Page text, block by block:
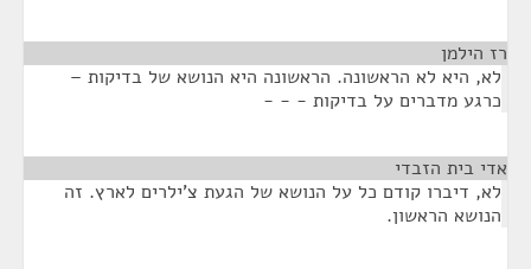
רז הילמן
לא, היא לא הראשונה. הראשונה היא הנושא של בדיקות –
כרגע מדברים על בדיקות - - -
אדי בית הזבדי
לא, דיברו קודם כל על הנושא של הגעת צ'ילרים לארץ. זה
הנושא הראשון.